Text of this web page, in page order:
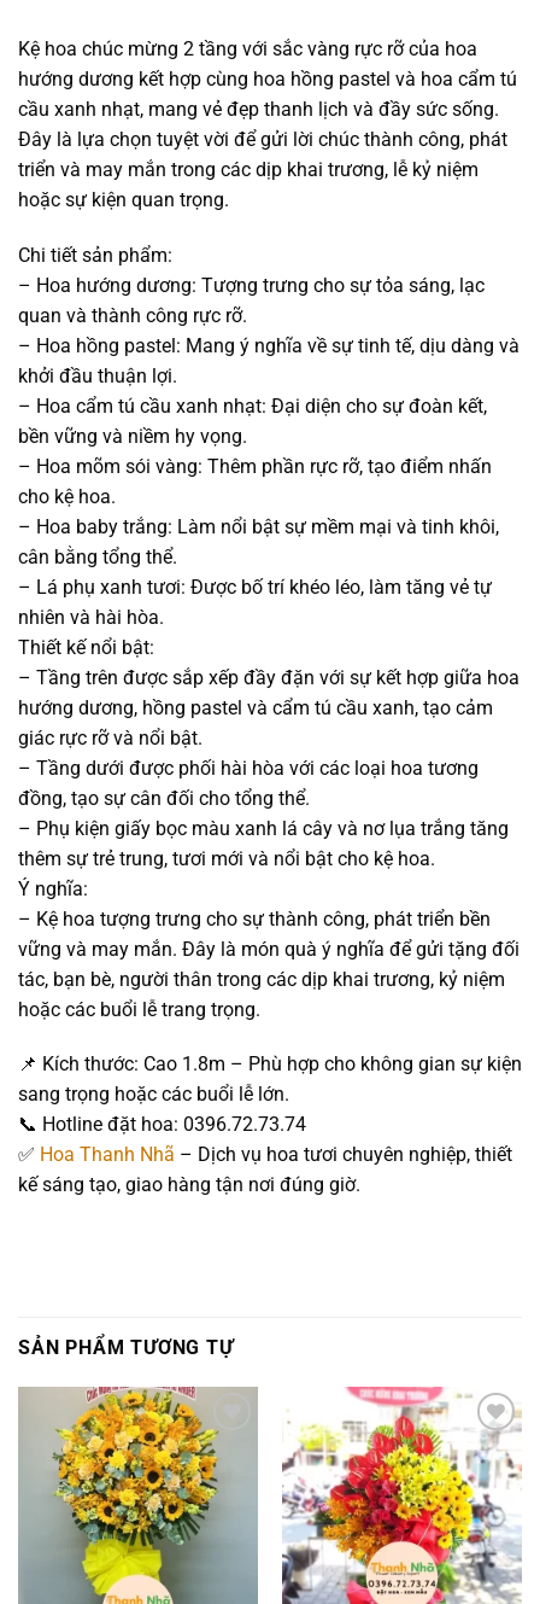
Kệ hoa chúc mừng 2 tầng với sắc vàng rực rỡ của hoa
hướng dương kết hợp cùng hoa hồng pastel và hoa cẩm tú
cầu xanh nhạt, mang vẻ đẹp thanh lịch và đầy sức sống.
Đây là lựa chọn tuyệt vời để gửi lời chúc thành công, phát
triển và may mắn trong các dịp khai trương, lễ kỷ niệm
hoặc sự kiện quan trọng.
Chi tiết sản phẩm:
– Hoa hướng dương: Tượng trưng cho sự tỏa sáng, lạc
quan và thành công rực rỡ.
– Hoa hồng pastel: Mang ý nghĩa về sự tinh tế, dịu dàng và
khởi đầu thuận lợi.
– Hoa cẩm tú cầu xanh nhạt: Đại diện cho sự đoàn kết,
bền vững và niềm hy vọng.
– Hoa mõm sói vàng: Thêm phần rực rỡ, tạo điểm nhấn
cho kệ hoa.
– Hoa baby trắng: Làm nổi bật sự mềm mại và tinh khôi,
cân bằng tổng thể.
– Lá phụ xanh tươi: Được bố trí khéo léo, làm tăng vẻ tự
nhiên và hài hòa.
Thiết kế nổi bật:
– Tầng trên được sắp xếp đầy đặn với sự kết hợp giữa hoa
hướng dương, hồng pastel và cẩm tú cầu xanh, tạo cảm
giác rực rỡ và nổi bật.
– Tầng dưới được phối hài hòa với các loại hoa tương
đồng, tạo sự cân đối cho tổng thể.
– Phụ kiện giấy bọc màu xanh lá cây và nơ lụa trắng tăng
thêm sự trẻ trung, tươi mới và nổi bật cho kệ hoa.
Ý nghĩa:
– Kệ hoa tượng trưng cho sự thành công, phát triển bền
vững và may mắn. Đây là món quà ý nghĩa để gửi tặng đối
tác, bạn bè, người thân trong các dịp khai trương, kỷ niệm
hoặc các buổi lễ trang trọng.
📌 Kích thước: Cao 1.8m – Phù hợp cho không gian sự kiện
sang trọng hoặc các buổi lễ lớn.
📞 Hotline đặt hoa: 0396.72.73.74
✅ Hoa Thanh Nhã – Dịch vụ hoa tươi chuyên nghiệp, thiết
kế sáng tạo, giao hàng tận nơi đúng giờ.
SẢN PHẨM TƯƠNG TỰ
Add to
wishlist
Add to
wishlist